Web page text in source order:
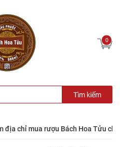
0
Tìm kiếm
địa chỉ mua rượu Bách Hoa Tửu